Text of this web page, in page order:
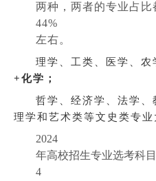
两种，两者的专业占比
44%
左右。
理学、工类、医学、
+化学；
哲学、经济学、法学
理学和艺术类等文史类专业
2024
年高校招生专业选考科
4